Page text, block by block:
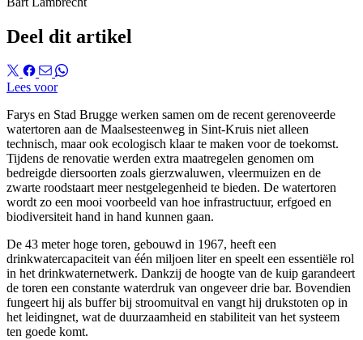
Deel dit artikel
Lees voor
Farys en Stad Brugge werken samen om de recent gerenoveerde
watertoren aan de Maalsesteenweg in Sint-Kruis niet alleen
technisch, maar ook ecologisch klaar te maken voor de toekomst.
Tijdens de renovatie werden extra maatregelen genomen om
bedreigde diersoorten zoals gierzwaluwen, vleermuizen en de
zwarte roodstaart meer nestgelegenheid te bieden. De watertoren
wordt zo een mooi voorbeeld van hoe infrastructuur, erfgoed en
biodiversiteit hand in hand kunnen gaan.
De 43 meter hoge toren, gebouwd in 1967, heeft een
drinkwatercapaciteit van één miljoen liter en speelt een essentiële rol
in het drinkwaternetwerk. Dankzij de hoogte van de kuip garandeert
de toren een constante waterdruk van ongeveer drie bar. Bovendien
fungeert hij als buffer bij stroomuitval en vangt hij drukstoten op in
het leidingnet, wat de duurzaamheid en stabiliteit van het systeem
ten goede komt.